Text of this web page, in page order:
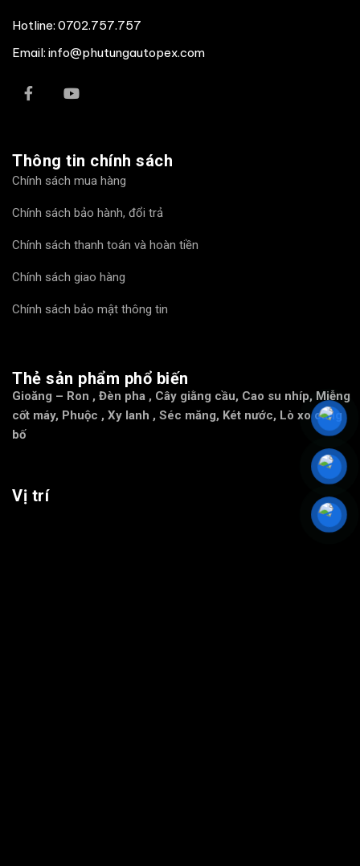
Hotline: 0702.757.757
Email: info@phutungautopex.com
Thông tin chính sách
Chính sách mua hàng
Chính sách bảo hành, đổi trả
Chính sách thanh toán và hoàn tiền
Chính sách giao hàng
Chính sách bảo mật thông tin
Thẻ sản phẩm phổ biến
Gioăng – Ron , Đèn pha , Cây giằng cầu, Cao su nhíp, Miễng
cốt máy, Phuộc , Xy lanh , Séc măng, Két nước, Lò xo càng
bố
Vị trí